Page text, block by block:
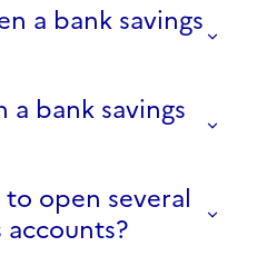
a bank savings
bank savings
open several
accounts?